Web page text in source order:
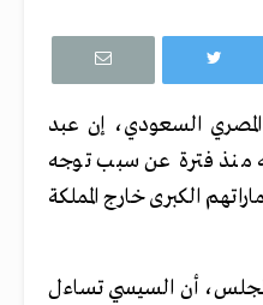
السعودي، إن عبد
منذ فترة عن سبب توجه
الكبرى خارج المملكة
أن السيسي تساءل